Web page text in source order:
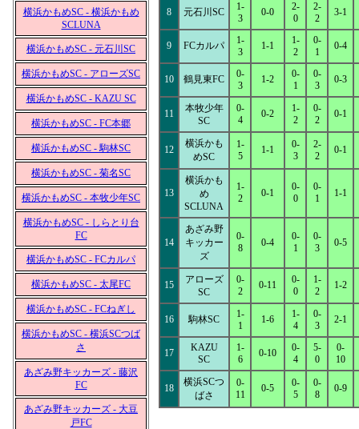
横浜かもめSC - 横浜かもめ
SCLUNA
横浜かもめSC - 元石川SC
横浜かもめSC - アローズSC
横浜かもめSC - KAZU SC
横浜かもめSC - FC本郷
横浜かもめSC - 駒林SC
横浜かもめSC - 菊名SC
横浜かもめSC - 本牧少年SC
横浜かもめSC - しらとり台
FC
横浜かもめSC - FCカルパ
横浜かもめSC - 太尾FC
横浜かもめSC - FCねぎし
横浜かもめSC - 横浜SCつば
さ
あざみ野キッカーズ - 藤沢
FC
あざみ野キッカーズ - 大豆
戸FC
8 元石川SC
1-
3
0-0
2-
0
2-
2
3-1
9 FCカルパ
1-
3
1-1
1-
2
0-
1
0-4
10 鶴見東FC
0-
3
1-2
0-
1
0-
3
0-3
11
本牧少年
SC
0-
4
0-2
1-
2
0-
2
0-1
12
横浜かも
めSC
1-
5
1-1
0-
3
2-
2
0-1
13
横浜かも
め
SCLUNA
1-
2
0-1
0-
0
0-
1
1-1
14
あざみ野
キッカー
ズ
0-
8
0-4
0-
1
0-
3
0-5
15
アローズ
SC
0-
2
0-11
0-
0
1-
2
1-2
16 駒林SC
1-
1
1-6
1-
4
0-
3
2-1
17
KAZU
SC
1-
6
0-10
0-
4
5-
0
0-
10
18
横浜SCつ
ばさ
0-
11
0-5
0-
5
0-
8
0-9